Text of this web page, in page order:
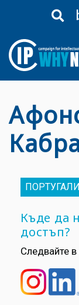
Къде да
достъп?
Следвайте